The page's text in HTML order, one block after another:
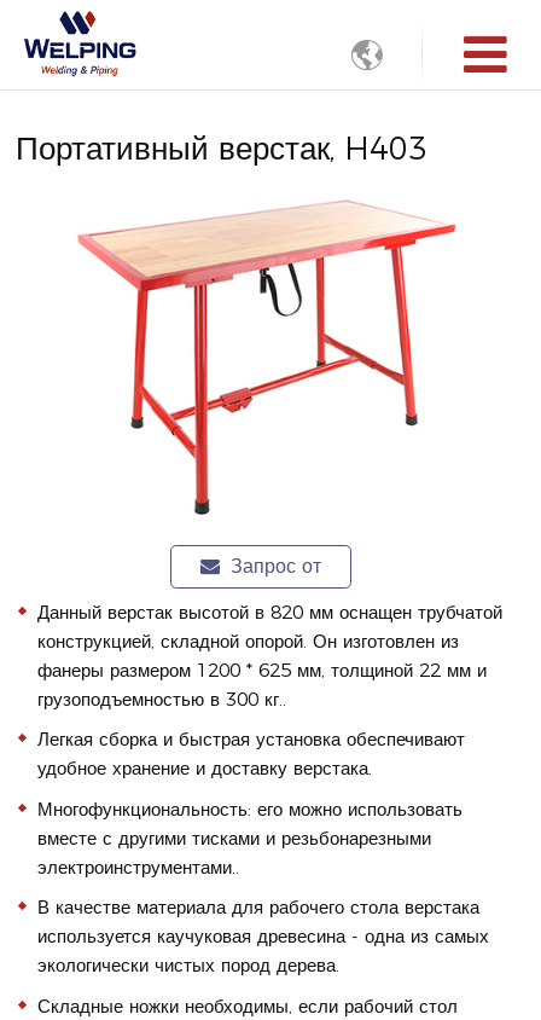

Портативный верстак, H403
Запрос от
Данный верстак высотой в 820 мм оснащен трубчатой
конструкцией, складной опорой. Он изготовлен из
фанеры размером 1200 * 625 мм, толщиной 22 мм и
грузоподъемностью в 300 кг..
Легкая сборка и быстрая установка обеспечивают
удобное хранение и доставку верстака.
Многофункциональность: его можно использовать
вместе с другими тисками и резьбонарезными
электроинструментами..
В качестве материала для рабочего стола верстака
используется каучуковая древесина - одна из самых
экологически чистых пород дерева.
Складные ножки необходимы, если рабочий стол